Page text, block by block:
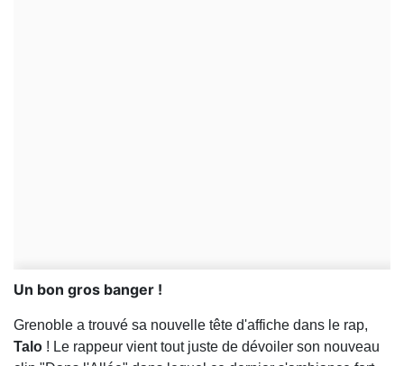
Un bon gros banger !
Grenoble a trouvé sa nouvelle tête d'affiche dans le rap,
Talo ! Le rappeur vient tout juste de dévoiler son nouveau